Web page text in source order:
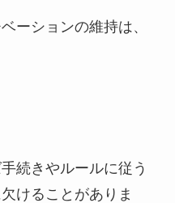
ーションの維持は、
続きやルールに従う
けることがありま